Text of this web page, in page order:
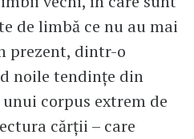
de limbă ce nu au mai
prezent, dintr-o
noile tendințe din
corpus extrem de
cărții – care